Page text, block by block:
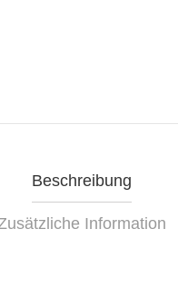
Beschreibung
Information